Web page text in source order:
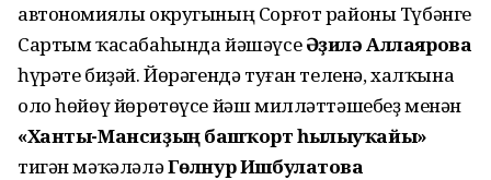
автономиялы округының Сорғот районы Түбәнге
Сартым ҡасабаһында йәшәүсеӘҙилә Аллаярова
һүрәте биҙәй. Йөрәгендә туған теленә, халҡына
оло һөйөү йөрөтөүсе йәш милләттәшебеҙ менән
«Ханты-Мансиҙың башҡорт һылыуҡайы»
тигән мәҡәләләГөлнур Ишбулатова